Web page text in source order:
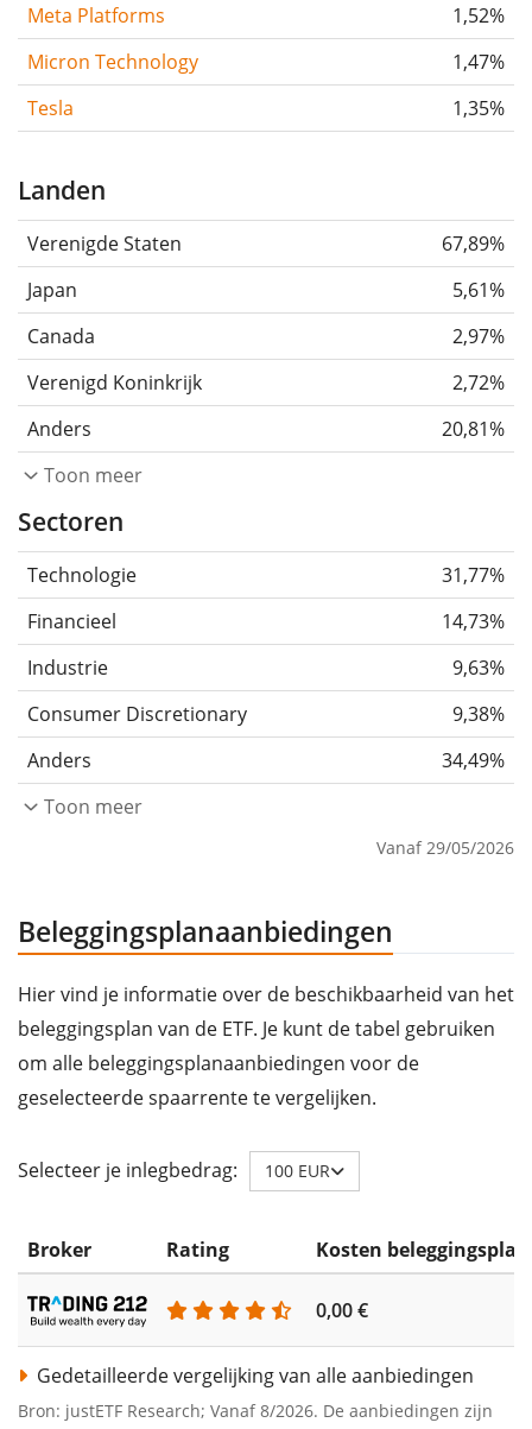
Meta Platforms
1,52%
Micron Technology
1,47%
Tesla
1,35%
Landen
Verenigde Staten
67,89%
Japan
5,61%
Canada
2,97%
Verenigd Koninkrijk
2,72%
Anders
20,81%
Toon meer
Sectoren
Technologie
31,77%
Financieel
14,73%
Industrie
9,63%
Consumer Discretionary
9,38%
Anders
34,49%
Toon meer
Vanaf 29/05/2026
Beleggingsplanaanbiedingen
Hier vind je informatie over de beschikbaarheid van het
beleggingsplan van de ETF. Je kunt de tabel gebruiken
om alle beleggingsplanaanbiedingen voor de
geselecteerde spaarrente te vergelijken.
Selecteer je inlegbedrag: 100 EUR
Broker Rating Kosten beleggingsplan
0,00 €
Gedetailleerde vergelijking van alle aanbiedingen
Bron: justETF Research; Vanaf 8/2026. De aanbiedingen zijn